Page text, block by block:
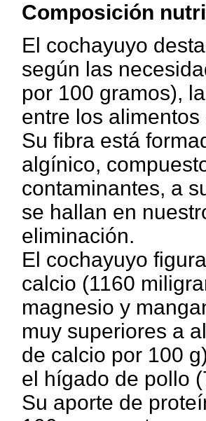
Composición
El cochayuyo
según las
por 100 gramos),
entre los
Su fibra está
algínico,
contaminantes, a
se hallan en
eliminación.
El cochayuyo
calcio (1160
magnesio y
muy superiores a
de calcio por 100
el hígado de pollo
Su aporte de